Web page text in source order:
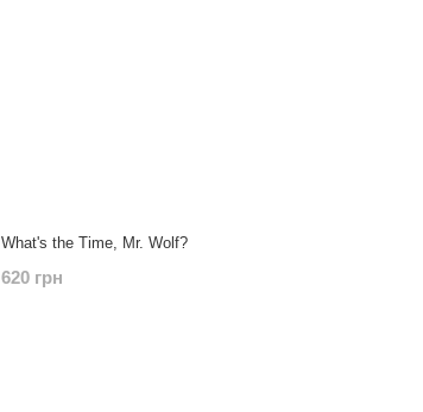
What's the Time, Mr. Wolf?
620 грн